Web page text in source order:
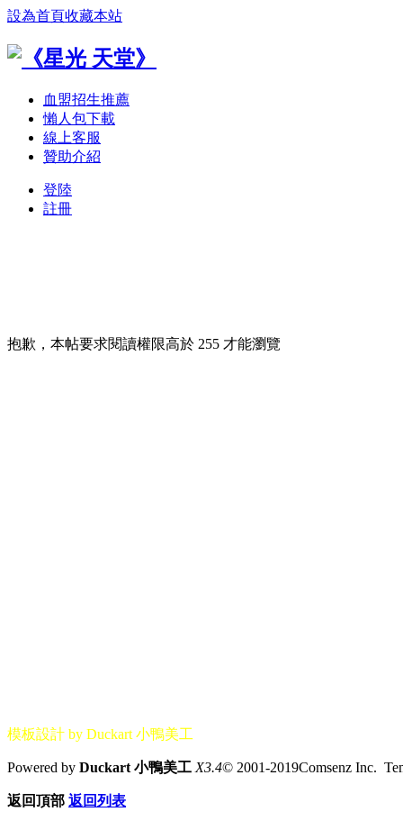
設為首頁收藏本站
血盟招生推薦
懶人包下載
線上客服
贊助介紹
登陸
註冊
抱歉，本帖要求閱讀權限高於 255 才能瀏覽
模板設計 by Duckart 小鴨美工
Powered by Duckart 小鴨美工 X3.4© 2001-2019Comsenz Inc.
返回頂部 返回列表